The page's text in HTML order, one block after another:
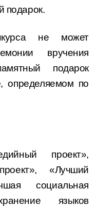
подарок.
не может
вручения
подарок
определяемом по
проект»,
«Лучший
социальная
языков